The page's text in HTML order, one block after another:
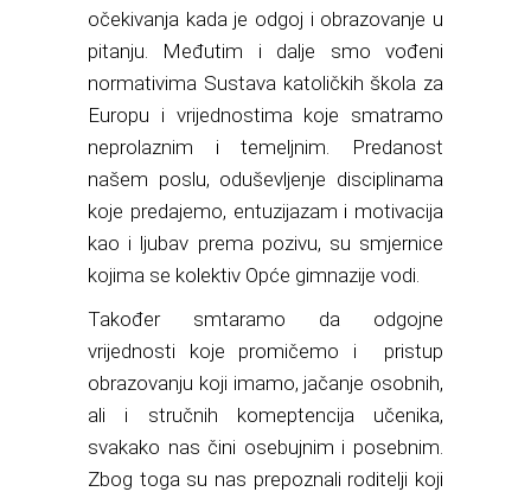
očekivanja kada je odgoj i obrazovanje u
pitanju. Međutim i dalje smo vođeni
normativima Sustava katoličkih škola za
Europu i vrijednostima koje smatramo
neprolaznim i temeljnim. Predanost
našem poslu, oduševljenje disciplinama
koje predajemo, entuzijazam i motivacija
kao i ljubav prema pozivu, su smjernice
kojima se kolektiv Opće gimnazije vodi.
Također smtaramo da odgojne
vrijednosti koje promičemo i pristup
obrazovanju koji imamo, jačanje osobnih,
ali i stručnih komeptencija učenika,
svakako nas čini osebujnim i posebnim.
Zbog toga su nas prepoznali roditelji koji